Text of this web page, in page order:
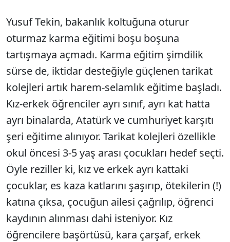
Yusuf Tekin, bakanlık koltuğuna oturur
oturmaz karma eğitimi boşu boşuna
tartışmaya açmadı. Karma eğitim şimdilik
sürse de, iktidar desteğiyle güçlenen tarikat
kolejleri artık harem-selamlık eğitime başladı.
Kız-erkek öğrenciler ayrı sınıf, ayrı kat hatta
ayrı binalarda, Atatürk ve cumhuriyet karşıtı
şeri eğitime alınıyor. Tarikat kolejleri özellikle
okul öncesi 3-5 yaş arası çocukları hedef seçti.
Öyle reziller ki, kız ve erkek ayrı kattaki
çocuklar, es kaza katlarını şaşırıp, ötekilerin (!)
katına çıksa, çocuğun ailesi çağrılıp, öğrenci
kaydının alınması dahi isteniyor. Kız
öğrencilere başörtüsü, kara çarşaf, erkek